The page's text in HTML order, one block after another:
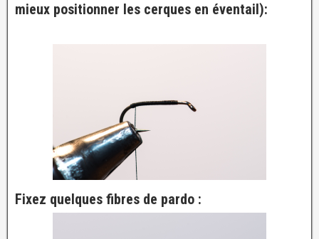
mieux positionner les cerques en éventail):
Fixez quelques fibres de pardo :